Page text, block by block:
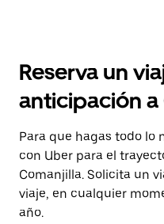
el
y
selecciona
una
fecha.
Presiona
la
tecla Esc
para
cerrar
Reserva un
anticipación a
Para que hagas todo lo
con Uber para el
Comanjilla. Solicita un
viaje, en cualquier
año.